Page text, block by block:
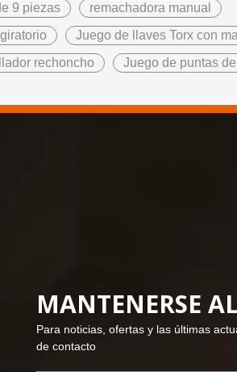
9 piezas
remachadora manual
Juego de llaves Torx con
rechoncho Juego de puntas
MANTENERSE
Para noticias, ofertas y las últimas
de contacto